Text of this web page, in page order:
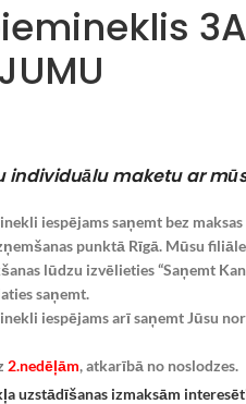
3A
individuālu maketu ar
iespējams saņemt bez
punktā Rīgā. Mūsu
lūdzu izvēlieties “Saņemt
saņemt.
iespējams arī saņemt Jūsu
2.nedēļām, atkarībā no noslodzes.
uzstādīšanas izmaksām